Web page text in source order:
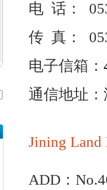
电 话：
传 真：
电子信箱：
通信地址
Jining Land
ADD：